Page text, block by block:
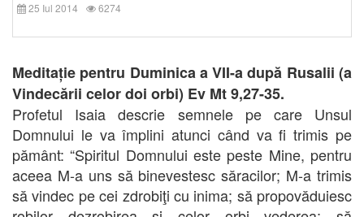
25 Iul 2014 6274
Meditație pentru Duminica a VII-a după Rusalii (a
Vindecării celor doi orbi) Ev Mt 9,27-35.
Profetul Isaia descrie semnele pe care Unsul
Domnului le va împlini atunci când va fi trimis pe
pământ: “Spiritul Domnului este peste Mine, pentru
aceea M-a uns să binevestesc săracilor; M-a trimis
să vindec pe cei zdrobiţi cu inima; să propovăduiesc